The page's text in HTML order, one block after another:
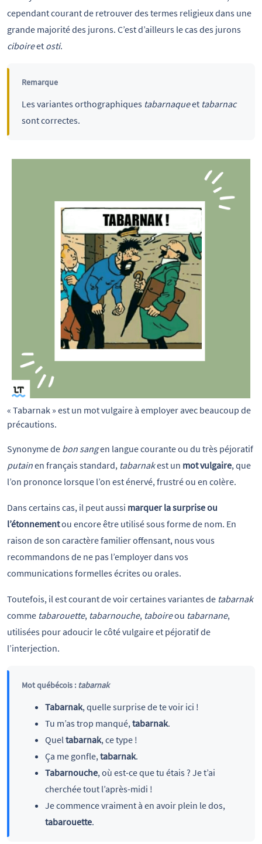
cependant courant de retrouver des termes religieux dans une
grande majorité des jurons. C’est d’ailleurs le cas des jurons
ciboireet osti.
Remarque
Les variantes orthographiques tabarnaqueet tabarnac
sont correctes.
« Tabarnak » est un mot vulgaire à employer avec beaucoup de
précautions.
Synonyme de bon sangen langue courante ou du très péjoratif
putainen français standard, tabarnakest un mot vulgaire, que
l’on prononce lorsque l’on est énervé, frustré ou en colère.
Dans certains cas, il peut aussi marquer la surprise ou
l’étonnementou encore être utilisé sous forme de nom. En
raison de son caractère familier offensant, nous vous
recommandons de ne pas l’employer dans vos
communications formelles écrites ou orales.
Toutefois, il est courant de voir certaines variantes de tabarnak
comme tabarouette, tabarnouche, taboireou tabarnane,
utilisées pour adoucir le côté vulgaire et péjoratif de
l’interjection.
Mot québécois : tabarnak
Tabarnak, quelle surprise de te voir ici !
Tu m’as trop manqué, tabarnak.
Quel tabarnak, ce type !
Ça me gonfle, tabarnak.
Tabarnouche, où est-ce que tu étais ? Je t’ai
cherchée tout l’après-midi !
Je commence vraiment à en avoir plein le dos,
tabarouette.